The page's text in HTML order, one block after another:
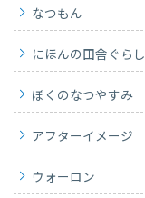
なつもん
にほんの田舎ぐらし
ぼくのなつやすみ
アフターイメージ
ウォーロン